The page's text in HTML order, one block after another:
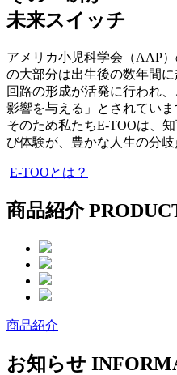
未来スイッチ
アメリカ小児科学会（AAP
の大部分は出生後の数年間に
回路の形成が活発に行われ
影響を与える」とされていま
そのため私たちE-TOOは、
び体験が、 豊かな人生の分岐
E-TOOとは？
商品紹介
商品紹介
お知らせ